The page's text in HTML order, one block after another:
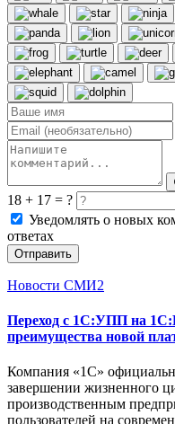
18 + 17 = ?
Уведомлять о новых
ответах
Отправить
Новости СМИ2
Переход с 1С:УПП на
преимущества новой
Компания «1С»
завершении жизненного
производственным
пользователей на